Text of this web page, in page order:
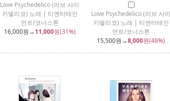
Love Psychedelico (러브 사이
키델리코) 노래 | 티엔터테인
먼트/코너스톤
16,000원→11,000원(31%)
Love Psychedelico (러브 사이
키델리코) 노래 | 티엔터테인
먼트/코너스톤
15,500원→8,000원(48%)